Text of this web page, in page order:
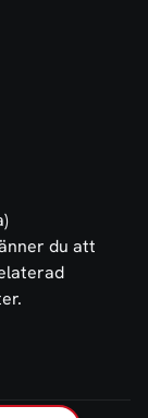
du att